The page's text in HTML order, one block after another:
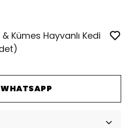
& Kümes Hayvanlı Kedi
WHATSAPP